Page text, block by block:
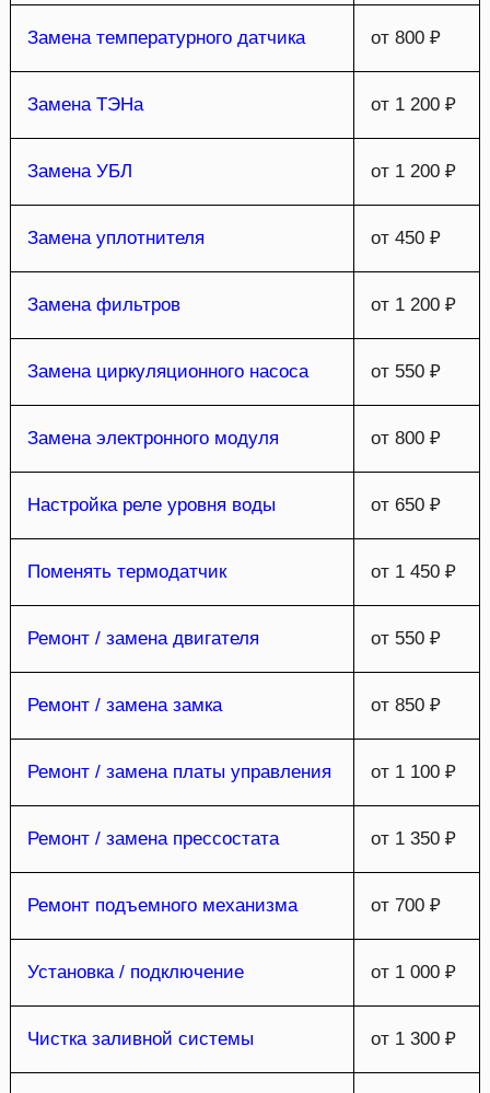
Замена температурного датчика от 800 ₽
Замена ТЭНа от 1 200 ₽
Замена УБЛ от 1 200 ₽
Замена уплотнителя от 450 ₽
Замена фильтров от 1 200 ₽
Замена циркуляционного насоса от 550 ₽
Замена электронного модуля от 800 ₽
Настройка реле уровня воды от 650 ₽
Поменять термодатчик от 1 450 ₽
Ремонт / замена двигателя от 550 ₽
Ремонт / замена замка от 850 ₽
Ремонт / замена платы управления от 1 100 ₽
Ремонт / замена прессостата от 1 350 ₽
Ремонт подъемного механизма от 700 ₽
Установка / подключение от 1 000 ₽
Чистка заливной системы от 1 300 ₽